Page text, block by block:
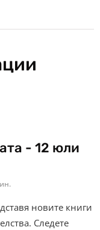
- 12 юли
новите книги
Следете